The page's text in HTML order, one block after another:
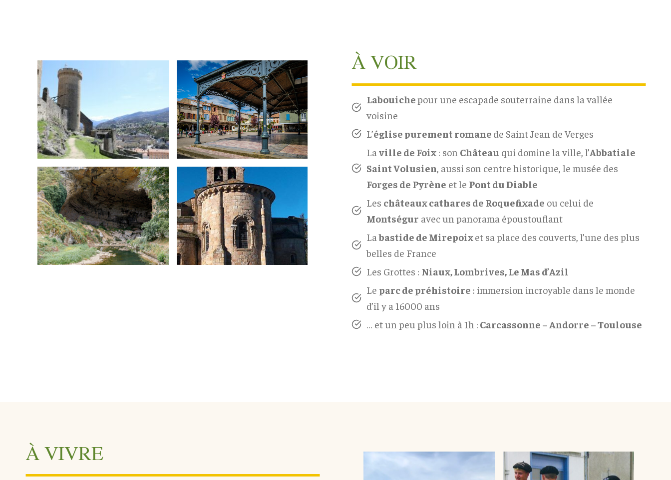
À VOIR
Labouichepour une escapade souterraine dans la vallée
voisine
L’église purement romane de Saint Jean de Verges
La ville de Foix : son Château qui domine la ville, l’Abbatiale
Saint Volusien , aussi son centre historique, le musée des
Forges de Pyrène et le Pont du Diable
Les châteaux cathares de Roquefixade ou celui de
Montségur avec un panorama époustouflant
Labastide de Mirepoixet sa place des couverts, l’une des plus
belles de France
Les Grottes : Niaux, Lombrives, Le Mas d’Azil
Le parc de préhistoire : immersion incroyable dans le monde
d’il y a 16000 ans
… et un peu plus loin à 1h : Carcassonne – Andorre – Toulouse
À VIVRE